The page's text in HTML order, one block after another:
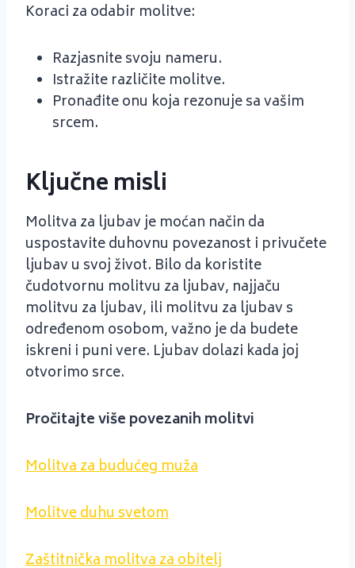
Koraci za odabir molitve:
Razjasnite svoju nameru.
Istražite različite molitve.
Pronađite onu koja rezonuje sa vašim
srcem.
Ključne misli
Molitva za ljubav je moćan način da
uspostavite duhovnu povezanost i privučete
ljubav u svoj život. Bilo da koristite
čudotvornu molitvu za ljubav, najjaču
molitvu za ljubav, ili molitvu za ljubav s
određenom osobom, važno je da budete
iskreni i puni vere. Ljubav dolazi kada joj
otvorimo srce.
Pročitajte više povezanih molitvi
Molitva za budućeg muža
Molitve duhu svetom
Zaštitnička molitva za obitelj